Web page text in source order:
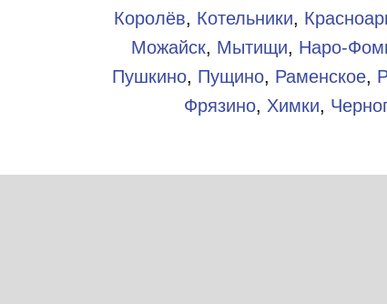
Королёв, Котельники,
Можайск, Мытищи, Наро-
Пушкино, Пущино, Раменское,
Фрязино, Химки,